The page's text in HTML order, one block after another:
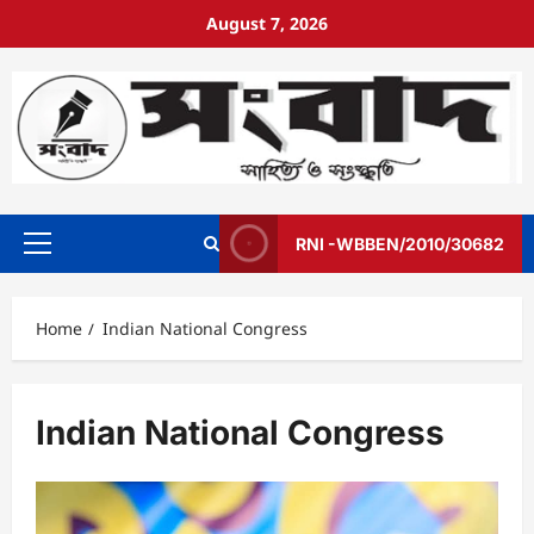
August 7, 2026
RNI -WBBEN/2010/30682
Home Indian National Congress
Indian National Congress